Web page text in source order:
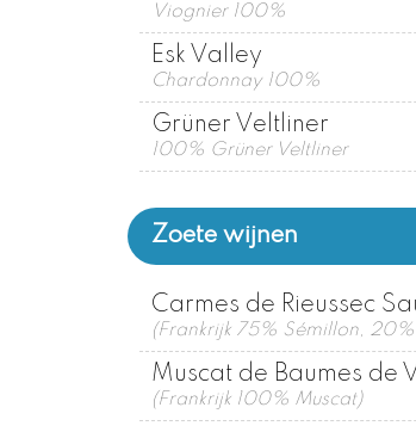
Viognier 100%
Esk Valley
Chardonnay 100%
Grüner Veltliner
100% Grüner Veltliner
Zoete wijnen
Carmes de Rieussec
(Frankrijk 75% Sémillon,
Muscat de Baumes de
(Frankrijk 100% Muscat)